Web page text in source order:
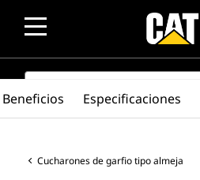
SEARCH
Cucharones de garfio tipo almeja
Beneficios Especificaciones